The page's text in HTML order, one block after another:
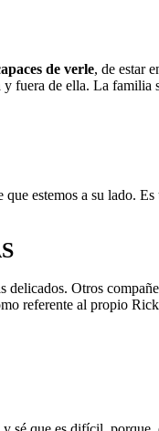
de verle, de estar
fuera de ella. La familia
estemos a su lado.
delicados. Otros
referente al propio